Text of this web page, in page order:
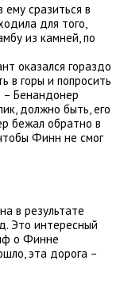
сразиться в
для того,
из камней, по
оказался гораздо
в горы и попросить
– Бенандонер
должно быть, его
бежал обратно в
Финн не смог
в результате
Это интересный
о Финне
эта дорога –